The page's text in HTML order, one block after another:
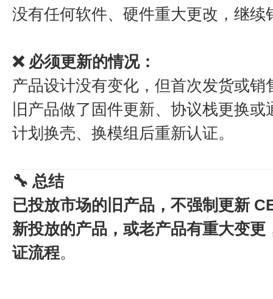
没有任何软件、硬件重大更改，继续
❌ 必须更新的情况：
产品设计没有变化，但首次发货或
旧产品做了固件更新、协议栈更换
计划换壳、换模组后重新认证。
🔧 总结
已投放市场的旧产品，不强制更新
新投放的产品，或老产品有重大变
证流程。